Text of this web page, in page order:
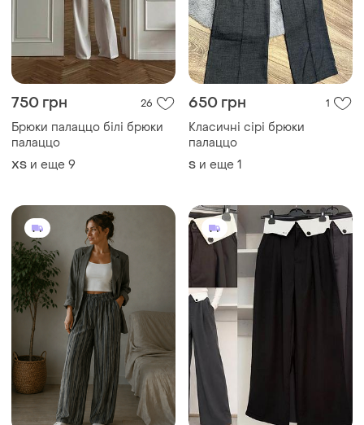
750 грн 26
Брюки палаццо білі брюки
палаццо
ХS и еще 9
650 грн 1
Класичні сірі брюки
палаццо
S и еще 1